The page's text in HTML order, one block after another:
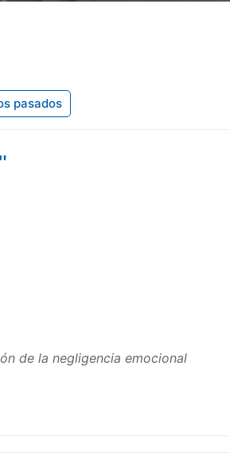
pasados
de la negligencia emocional